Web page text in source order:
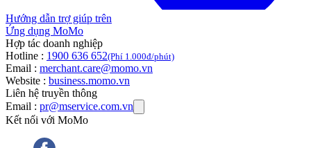
Hướng dẫn trợ giúp trên
Ứng dụng MoMo
Hợp tác doanh nghiệp
Hotline : 1900 636 652(Phí 1.000đ/phút)
Email : merchant.care@momo.vn
Website : business.momo.vn
Liên hệ truyền thông
Email : pr@mservice.com.vn
Kết nối với MoMo